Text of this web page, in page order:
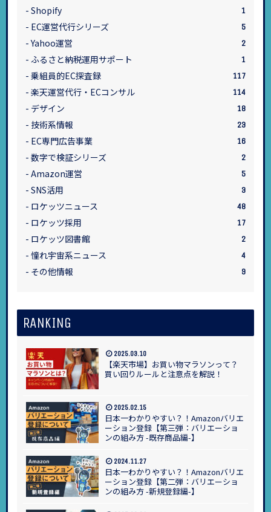
Shopify 1
EC運営代行シリーズ 5
Yahoo運営 2
ふるさと納税運用サポート 1
乗組員的EC探査録 117
楽天運営代行・ECコンサル 114
デザイン 18
技術系情報 23
EC専門広告事業 16
数字で検証シリーズ 2
Amazon運営 5
SNS活用 3
ロケッツニュース 48
ロケッツ採用 17
ロケッツ図書館 2
憧れ宇宙系ニュース 4
その他情報 9
RANKING
【楽天市場】お買い物マラソンって？
買い回りルールと注意点を解説！
2025.03.10
日本一わかりやすい？！Amazonバリエ
ーション登録【第三弾：バリエーショ
ンの組み方 -既存商品編-】
2025.02.15
日本一わかりやすい？！Amazonバリエ
ーション登録【第二弾：バリエーショ
ンの組み方 -新規登録編-】
2024.11.27